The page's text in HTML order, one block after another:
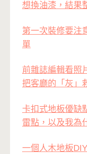
想換油漆，結果
第一次裝修要注
單
前雜誌編輯看照
把客廳的「灰」
卡扣式地板優缺
雷點，以及我為
一個人木地板